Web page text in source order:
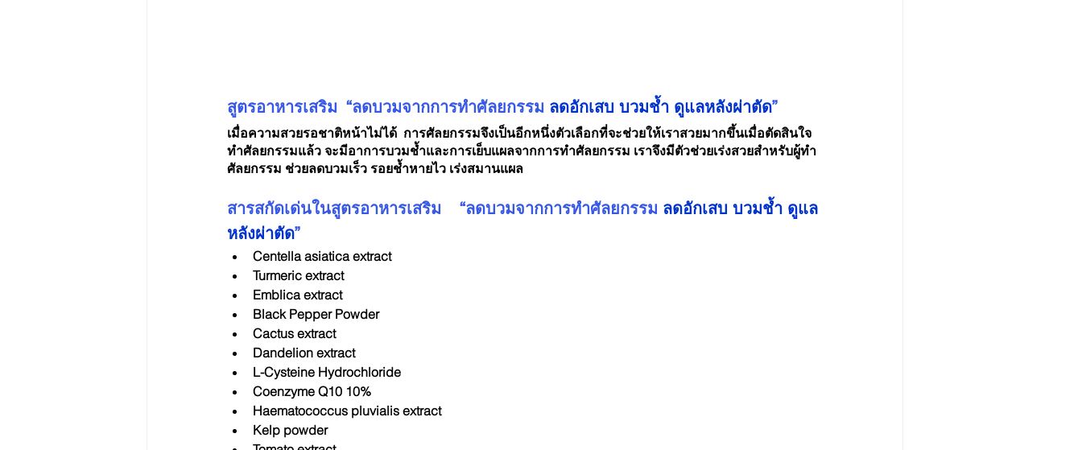
สูตรอาหารเสริม  “ลดบวมจากการทำศัลยกรรม ลดอักเสบ บวมช้ำ ดูแลหลังผ่าตัด”
เมื่อความสวยรอชาติหน้าไม่ได้  การศัลยกรรมจึงเป็นอีกหนึ่งตัวเลือกที่จะช่วยให้เราสวยมากขึ้นเมื่อตัดสินใจ
ทำศัลยกรรมแล้ว จะมีอาการบวมช้ำและการเย็บแผลจากการทำศัลยกรรม เราจึงมีตัวช่วยเร่งสวยสำหรับผู้ทำ
ศัลยกรรม ช่วยลดบวมเร็ว รอยช้ำหายไว เร่งสมานแผล
สารสกัดเด่นในสูตรอาหารเสริม    “ลดบวมจากการทำศัลยกรรม ลดอักเสบ บวมช้ำ ดูแล
หลังผ่าตัด”
Centella asiatica extract
Turmeric extract
Emblica extract
Black Pepper Powder
Cactus extract
Dandelion extract
L-Cysteine Hydrochloride
Coenzyme Q10 10%
Haematococcus pluvialis extract
Kelp powder